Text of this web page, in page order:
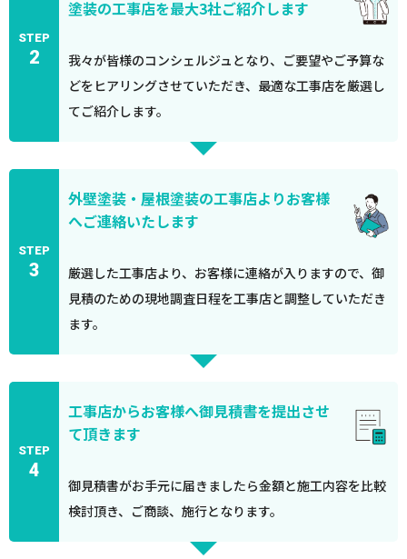
STEP
2
塗装の工事店を最大3社ご紹介します
我々が皆様のコンシェルジュとなり、ご要望やご予算な
どをヒアリングさせていただき、最適な工事店を厳選し
てご紹介します。
STEP
3
外壁塗装・屋根塗装の工事店よりお客様
へご連絡いたします
厳選した工事店より、お客様に連絡が入りますので、御
見積のための現地調査日程を工事店と調整していただき
ます。
STEP
4
工事店からお客様へ御見積書を提出させ
て頂きます
御見積書がお手元に届きましたら金額と施工内容を比較
検討頂き、ご商談、施行となります。